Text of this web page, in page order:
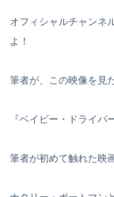
オフィシャルチャンネ
よ！
筆者が、この映像を見
『ベイビー・ドライバ
筆者が初めて触れた映